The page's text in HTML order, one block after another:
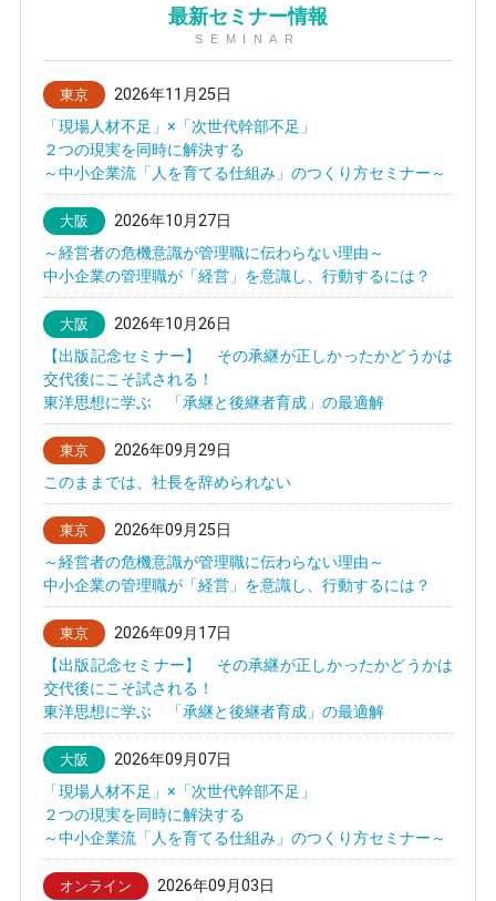
最新セミナー情報
SEMINAR
東京
2026年11月25日
「現場人材不足」×「次世代幹部不足」
２つの現実を同時に解決する
～中小企業流「人を育てる仕組み」のつくり方セミナー～
大阪
2026年10月27日
～経営者の危機意識が管理職に伝わらない理由～
中小企業の管理職が「経営」を意識し、行動するには？
大阪
2026年10月26日
【出版記念セミナー】 その承継が正しかったかどうかは
交代後にこそ試される！
東洋思想に学ぶ 「承継と後継者育成」の最適解
東京
2026年09月29日
このままでは、社長を辞められない
東京
2026年09月25日
～経営者の危機意識が管理職に伝わらない理由～
中小企業の管理職が「経営」を意識し、行動するには？
東京
2026年09月17日
【出版記念セミナー】 その承継が正しかったかどうかは
交代後にこそ試される！
東洋思想に学ぶ 「承継と後継者育成」の最適解
大阪
2026年09月07日
「現場人材不足」×「次世代幹部不足」
２つの現実を同時に解決する
～中小企業流「人を育てる仕組み」のつくり方セミナー～
オンライン
2026年09月03日